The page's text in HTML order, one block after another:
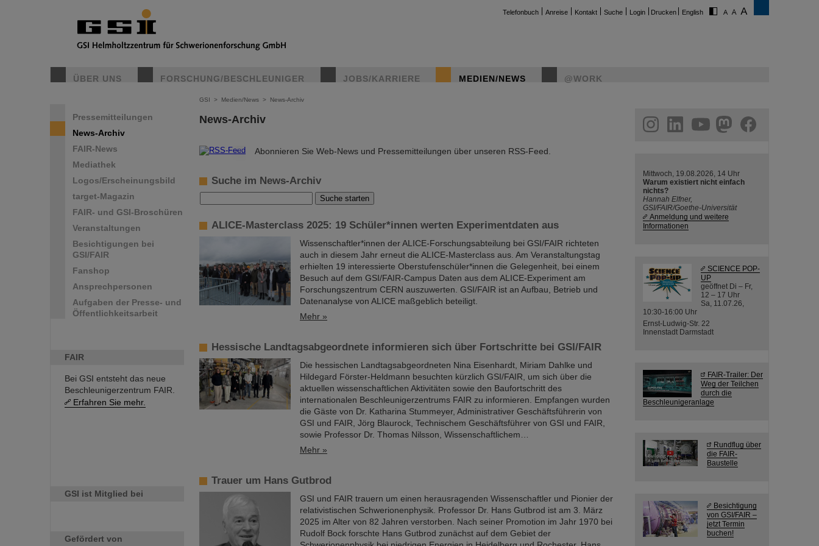
Telefonbuch Anreise Kontakt Suche Login Drucken English
ÜBER UNS FORSCHUNG/BESCHLEUNIGER JOBS/KARRIERE MEDIEN/NEWS @WORK
Pressemitteilungen
News-Archiv
FAIR-News
Mediathek
Logos/Erscheinungsbild
target-Magazin
FAIR- und GSI-Broschüren
Veranstaltungen
Besichtigungen bei
GSI/FAIR
Fanshop
Ansprechpersonen
Aufgaben der Presse- und
Öffentlichkeitsarbeit
FAIR
Bei GSI entsteht das neue
Beschleunigerzentrum FAIR.
Erfahren Sie mehr.
GSI ist Mitglied bei
Gefördert von
GSI > Medien/News > News-Archiv
News-Archiv
© Abonnieren Sie Web-News und Pressemitteilungen über unseren RSS-Feed.
Suche im News-Archiv
ALICE-Masterclass 2025: 19 Schüler*innen werten Experimentdaten aus
Wissenschaftler*innen der ALICE-Forschungsabteilung bei GSI/FAIR richteten
auch in diesem Jahr erneut die ALICE-Masterclass aus. Am Veranstaltungstag
erhielten 19 interessierte Oberstufenschüler*innen die Gelegenheit, bei einem
Besuch auf dem GSI/FAIR-Campus Daten aus dem ALICE-Experiment am
Forschungszentrum CERN auszuwerten. GSI/FAIR ist an Aufbau, Betrieb und
Datenanalyse von ALICE maßgeblich beteiligt.
Mehr »
Hessische Landtagsabgeordnete informieren sich über Fortschritte bei GSI/FAIR
Die hessischen Landtagsabgeordneten Nina Eisenhardt, Miriam Dahlke und
Hildegard Förster-Heldmann besuchten kürzlich GSI/FAIR, um sich über die
aktuellen wissenschaftlichen Aktivitäten sowie den Baufortschritt des
internationalen Beschleunigerzentrums FAIR zu informieren. Empfangen wurden
die Gäste von Dr. Katharina Stummeyer, Administrativer Geschäftsführerin von
GSI und FAIR, Jörg Blaurock, Technischem Geschäftsführer von GSI und FAIR,
sowie Professor Dr. Thomas Nilsson, Wissenschaftlichem…
Mehr »
Trauer um Hans Gutbrod
GSI und FAIR trauern um einen herausragenden Wissenschaftler und Pionier der
relativistischen Schwerionenphysik. Professor Dr. Hans Gutbrod ist am 3. März
2025 im Alter von 82 Jahren verstorben. Nach seiner Promotion im Jahr 1970 bei
Rudolf Bock forschte Hans Gutbrod zunächst auf dem Gebiet der
helmholtz.social
facebook
Mittwoch, 19.08.2026, 14 Uhr
Warum existiert nicht einfach
nichts?
Hannah Elfner,
GSI/FAIR/Goethe-Universität
Anmeldung und weitere
Informationen
SCIENCE POP-
UP
geöffnet Di – Fr,
12 – 17 Uhr
Sa, 11.07.26,
10:30-16:00 Uhr
Ernst-Ludwig-Str. 22
Innenstadt Darmstadt
FAIR-Trailer: Der
Weg der Teilchen
durch die
Beschleunigeranlage
Rundflug über
die FAIR-
Baustelle
Besichtigung
von GSI/FAIR –
jetzt Termin
buchen!